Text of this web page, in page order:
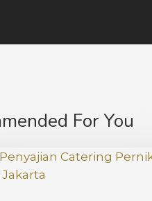
For You